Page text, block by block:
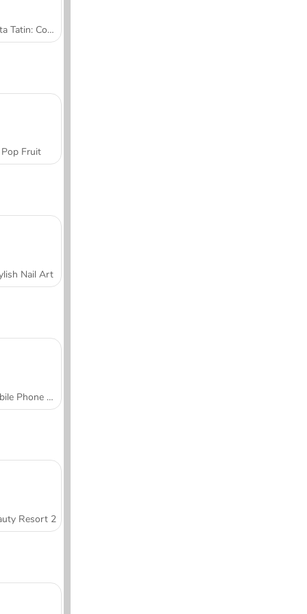
Tarta Tatin: Cocina con Sara
Pop Fruit
Nail Art
Mobile Phone Case Design & DIY
Resort 2